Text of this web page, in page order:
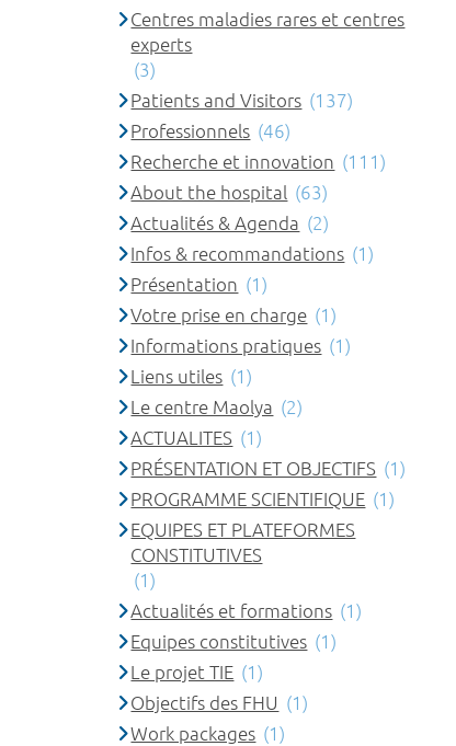
Centres maladies rares et centres
experts
(3)
Patients and Visitors (137)
Professionnels (46)
Recherche et innovation (111)
About the hospital (63)
Actualités & Agenda (2)
Infos & recommandations (1)
Présentation (1)
Votre prise en charge (1)
Informations pratiques (1)
Liens utiles (1)
Le centre Maolya (2)
ACTUALITES (1)
PRÉSENTATION ET OBJECTIFS (1)
PROGRAMME SCIENTIFIQUE (1)
EQUIPES ET PLATEFORMES
CONSTITUTIVES
(1)
Actualités et formations (1)
Equipes constitutives (1)
Le projet TIE (1)
Objectifs des FHU (1)
Work packages (1)